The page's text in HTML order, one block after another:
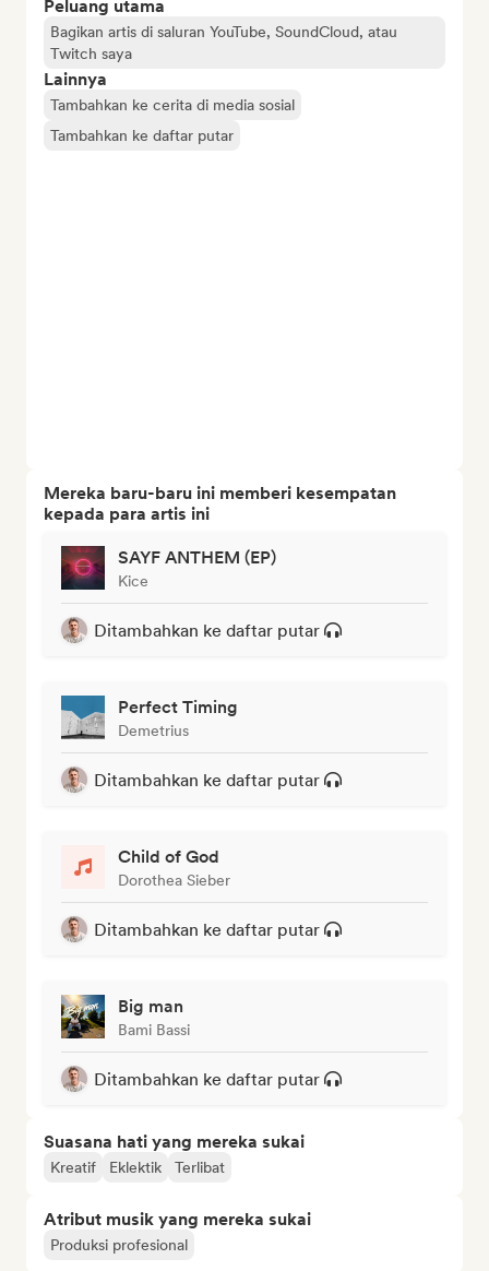
Peluang utama
Bagikan artis di saluran YouTube, SoundCloud, atau
Twitch saya
Lainnya
Tambahkan ke cerita di media sosial
Tambahkan ke daftar putar
Mereka baru-baru ini memberi kesempatan
kepada para artis ini
SAYF ANTHEM (EP)
Kice
Ditambahkan ke daftar putar
Perfect Timing
Demetrius
Ditambahkan ke daftar putar
Child of God
Dorothea Sieber
Ditambahkan ke daftar putar
Big man
Bami Bassi
Ditambahkan ke daftar putar
Suasana hati yang mereka sukai
Kreatif Eklektik Terlibat
Atribut musik yang mereka sukai
Produksi profesional